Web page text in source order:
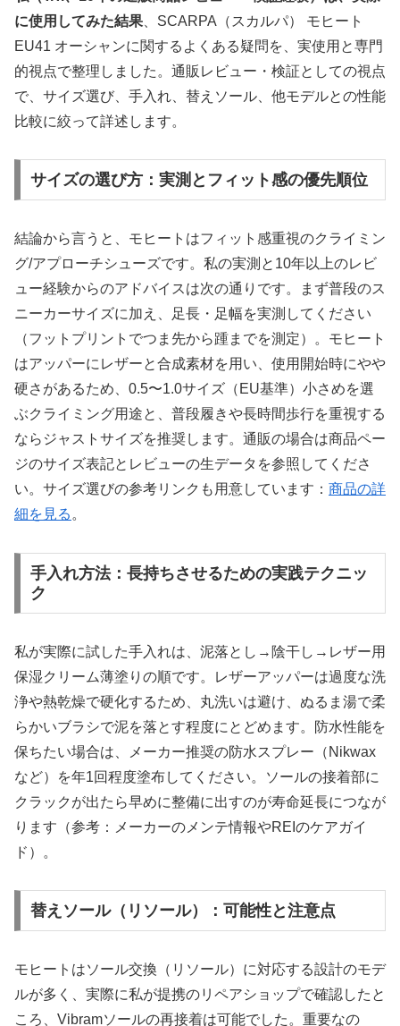
に使用してみた結果 、SCARPA（スカルパ） モヒート
EU41 オーシャンに関するよくある疑問を、実使用と専門
的視点で整理しました。通販レビュー・検証としての視点
で、サイズ選び、手入れ、替えソール、他モデルとの性能
比較に絞って詳述します。
サイズの選び方：実測とフィット感の優先順位
結論から言うと、モヒートはフィット感重視のクライミン
グ/アプローチシューズです。私の実測と10年以上のレビ
ュー経験からのアドバイスは次の通りです。まず普段のス
ニーカーサイズに加え、足長・足幅を実測してください
（フットプリントでつま先から踵までを測定）。モヒート
はアッパーにレザーと合成素材を用い、使用開始時にやや
硬さがあるため、0.5〜1.0サイズ（EU基準）小さめを選
ぶクライミング用途と、普段履きや長時間歩行を重視する
ならジャストサイズを推奨します。通販の場合は商品ペー
ジのサイズ表記とレビューの生データを参照してくださ
い。サイズ選びの参考リンクも用意しています： 商品の詳
細を見る 。
手入れ方法：長持ちさせるための実践テクニッ
ク
私が実際に試した手入れは、泥落とし→陰干し→レザー用
保湿クリーム薄塗りの順です。レザーアッパーは過度な洗
浄や熱乾燥で硬化するため、丸洗いは避け、ぬるま湯で柔
らかいブラシで泥を落とす程度にとどめます。防水性能を
保ちたい場合は、メーカー推奨の防水スプレー（Nikwax
など）を年1回程度塗布してください。ソールの接着部に
クラックが出たら早めに整備に出すのが寿命延長につなが
ります（参考：メーカーのメンテ情報やREIのケアガイ
ド）。
替えソール（リソール）：可能性と注意点
モヒートはソール交換（リソール）に対応する設計のモデ
ルが多く、実際に私が提携のリペアショップで確認したと
ころ、Vibramソールの再接着は可能でした。重要なの